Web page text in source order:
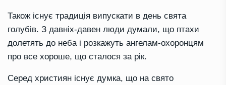
Також існує традиція випускати в день свята
голубів. З давніх-давен люди думали, що птахи
долетять до неба і розкажуть ангелам-охоронцям
про все хороше, що сталося за рік.
Серед християн існує думка, що на свято